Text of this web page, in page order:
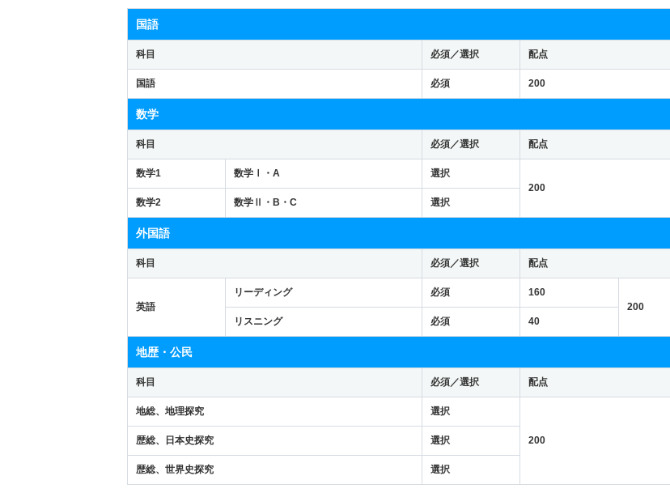
国語
科目 必須／選択 配点
国語 必須 200
数学
科目 必須／選択 配点
数学1 数学Ⅰ・A
選択
200
数学2
数学Ⅱ・B・C 選択
外国語
科目 必須／選択 配点
英語
リーディング 必須
160
200
リスニング
必須 40
地歴・公民
科目 必須／選択 配点
地総、地理探究 選択
200
歴総、日本史探究 選択
歴総、世界史探究 選択